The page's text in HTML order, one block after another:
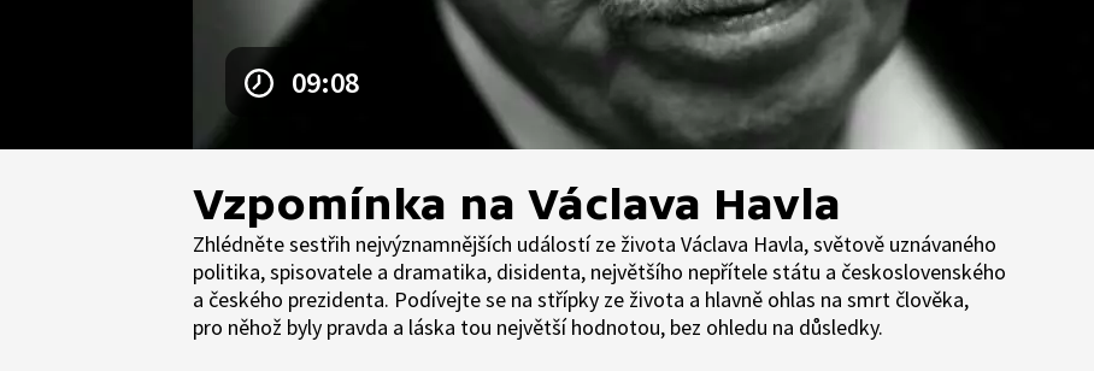
09:08
Vzpomínka na Václava Havla
Zhlédněte sestřih nejvýznamnějších událostí ze života Václava Havla, světově uznávaného
politika, spisovatele a dramatika, disidenta, největšího nepřítele státu a československého
a českého prezidenta. Podívejte se na střípky ze života a hlavně ohlas na smrt člověka,
pro něhož byly pravda a láska tou největší hodnotou, bez ohledu na důsledky.